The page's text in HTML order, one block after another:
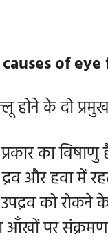
ofeye
के दो
का विषाणु
और हवा में
को रोकने के
आँखों पर